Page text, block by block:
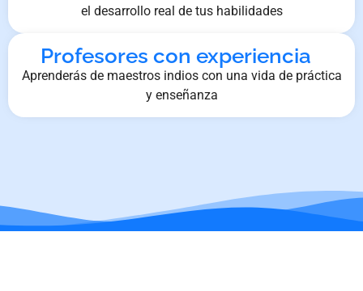
el desarrollo real de tus habilidades
Profesores con experiencia
Aprenderás de maestros indios con una vida de práctica
y enseñanza